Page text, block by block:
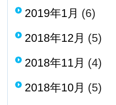
2019年1月 (6)
2018年12月 (5)
2018年11月 (4)
2018年10月 (5)